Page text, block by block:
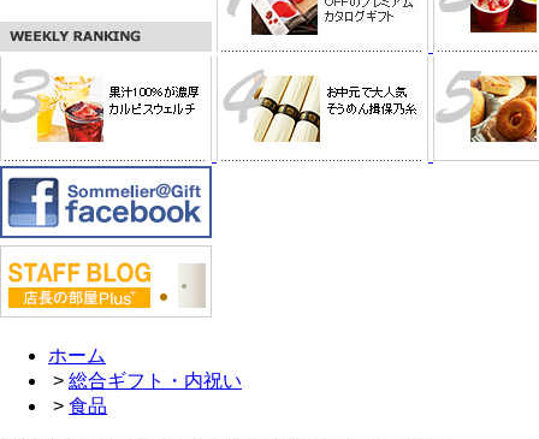
ホーム
> 総合ギフト・内祝い
> 食品